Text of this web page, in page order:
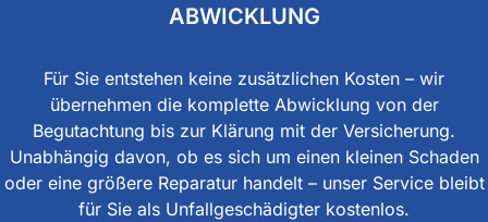
ABWICKLUNG
Für Sie entstehen keine zusätzlichen Kosten – wir
übernehmen die komplette Abwicklung von der
Begutachtung bis zur Klärung mit der Versicherung.
Unabhängig davon, ob es sich um einen kleinen Schaden
oder eine größere Reparatur handelt – unser Service bleibt
für Sie als Unfallgeschädigter kostenlos.